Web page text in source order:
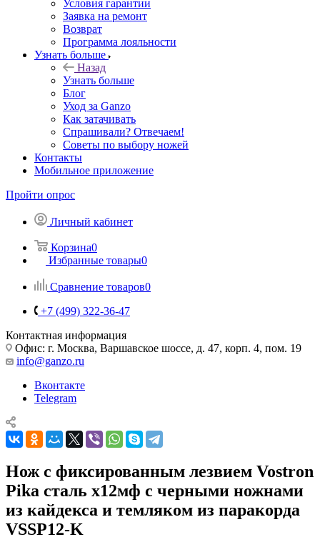
Условия гарантии
Заявка на ремонт
Возврат
Программа лояльности
Узнать больше
Назад
Узнать больше
Блог
Уход за Ganzo
Как затачивать
Спрашивали? Отвечаем!
Советы по выбору ножей
Контакты
Мобильное приложение
Пройти опрос
Личный кабинет
Корзина0
Избранные товары0
Сравнение товаров0
+7 (499) 322-36-47
Контактная информация
Офис: г. Москва, Варшавское шоссе, д. 47, корп. 4, пом. 19
info@ganzo.ru
Вконтакте
Telegram
Нож с фиксированным лезвием Vostron
Pika сталь х12мф с черными ножнами
из кайдекса и темляком из паракорда
VSSP12-K